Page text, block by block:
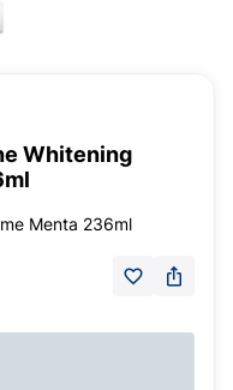
Whitening
Menta 236ml